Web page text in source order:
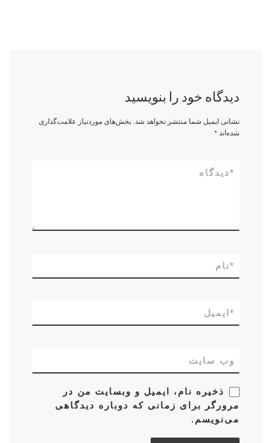
دیدگاه خود را بنویسید
نشانی ایمیل شما منتشر نخواهد شد. بخش‌های موردنیاز علامت‌گذاری
شده‌اند*
دیدگاه*
نام*
ایمیل *
وب‌ سایت
ذخیره نام، ایمیل و وبسایت من در
مرورگر برای زمانی که دوباره دیدگاهی
می‌نویسم.